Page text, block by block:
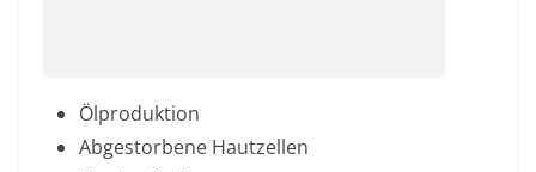
Ölproduktion
Abgestorbene Hautzellen